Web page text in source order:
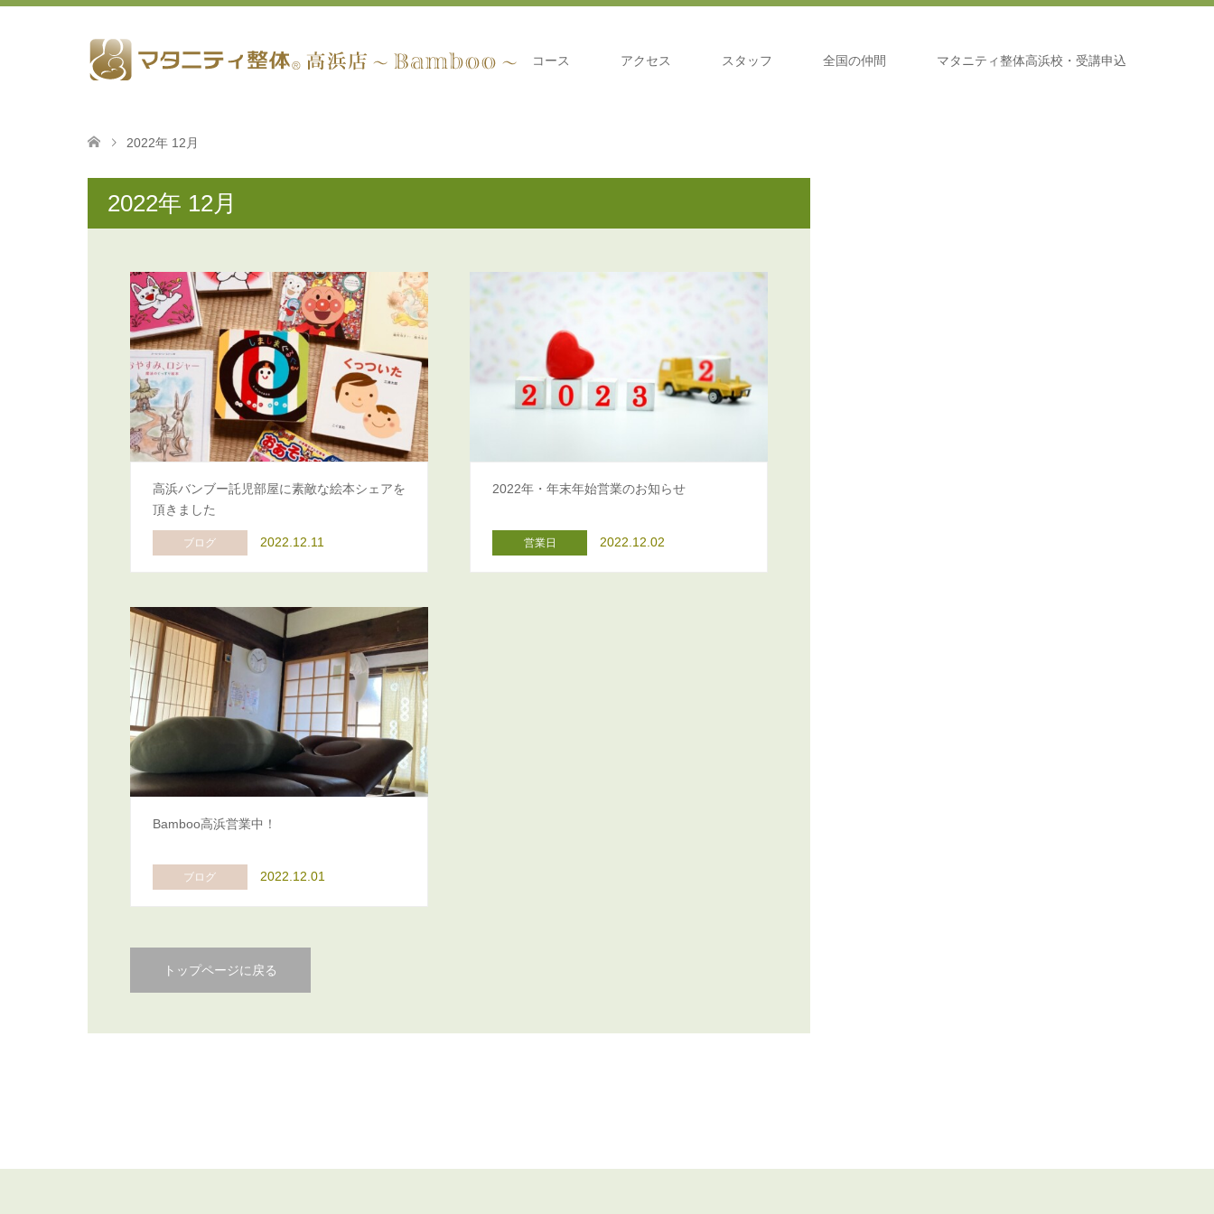
コース アクセス スタッフ 全国の仲間 マタニティ整体高浜校・受講申込
2022年 12月
2022年 12月
高浜バンブー託児部屋に素敵な絵本シェアを
頂きました
ブログ 2022.12.11
2022年・年末年始営業のお知らせ
営業日 2022.12.02
Bamboo高浜営業中！
ブログ 2022.12.01
トップページに戻る